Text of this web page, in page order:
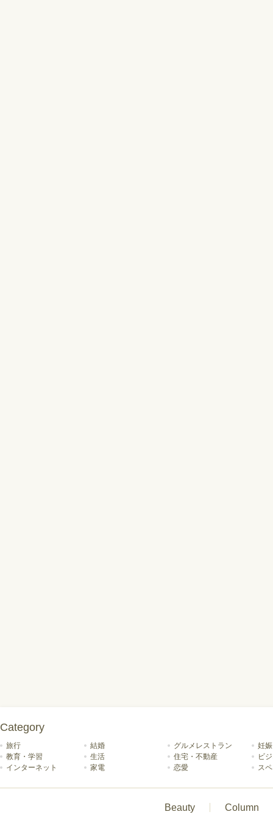
Category
旅行 結婚 グルメレストラン
妊
教育・学習
生活 住宅・不動産
ビ
インターネット
家電 恋愛 ス
Beauty Column